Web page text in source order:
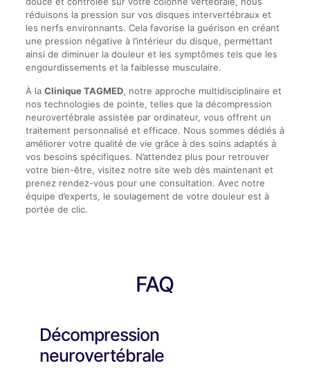
réduisons la pression sur vos disques intervertébraux et
les nerfs environnants. Cela favorise la guérison en créant
une pression négative à l’intérieur du disque, permettant
ainsi de diminuer la douleur et les symptômes tels que les
engourdissements et la faiblesse musculaire.
À la Clinique TAGMED, notre approche multidisciplinaire et
nos technologies de pointe, telles que la décompression
neurovertébrale assistée par ordinateur, vous offrent un
traitement personnalisé et efficace. Nous sommes dédiés à
améliorer votre qualité de vie grâce à des soins adaptés à
vos besoins spécifiques. N’attendez plus pour retrouver
votre bien-être, visitez notre site web dès maintenant et
prenez rendez-vous pour une consultation. Avec notre
équipe d’experts, le soulagement de votre douleur est à
portée de clic.
FAQ
Décompression
neurovertébrale